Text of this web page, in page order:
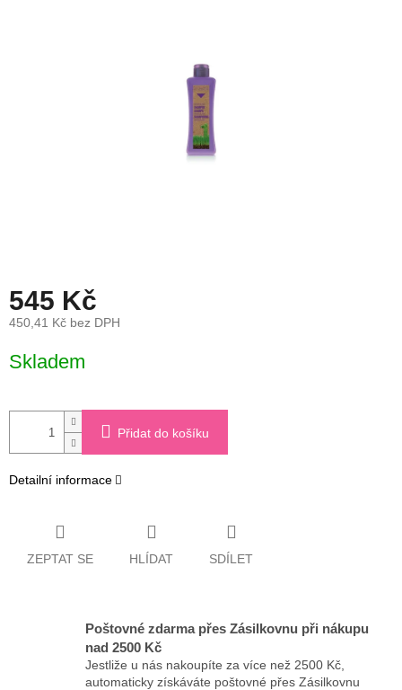
545 Kč
450,41 Kč bez DPH
cena:
Skladem
Přidat do košíku
Detailní informace
ZEPTAT SE HLÍDAT SDÍLET
Poštovné zdarma přes Zásilkovnu při nákupu
nad 2500 Kč
Jestliže u nás nakoupíte za více než 2500 Kč,
automaticky získáváte poštovné přes Zásilkovnu